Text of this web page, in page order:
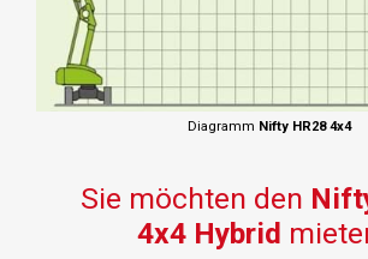
Diagramm Nifty HR28 4x4
Sie möchten den
4x4 Hybrid